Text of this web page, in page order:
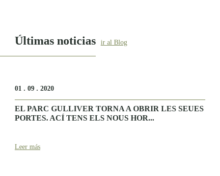
Últimas noticias ir al Blog
01 . 09 . 2020
EL PARC GULLIVER TORNA A OBRIR LES SEUES
PORTES. ACÍ TENS ELS NOUS HOR...
Leer más